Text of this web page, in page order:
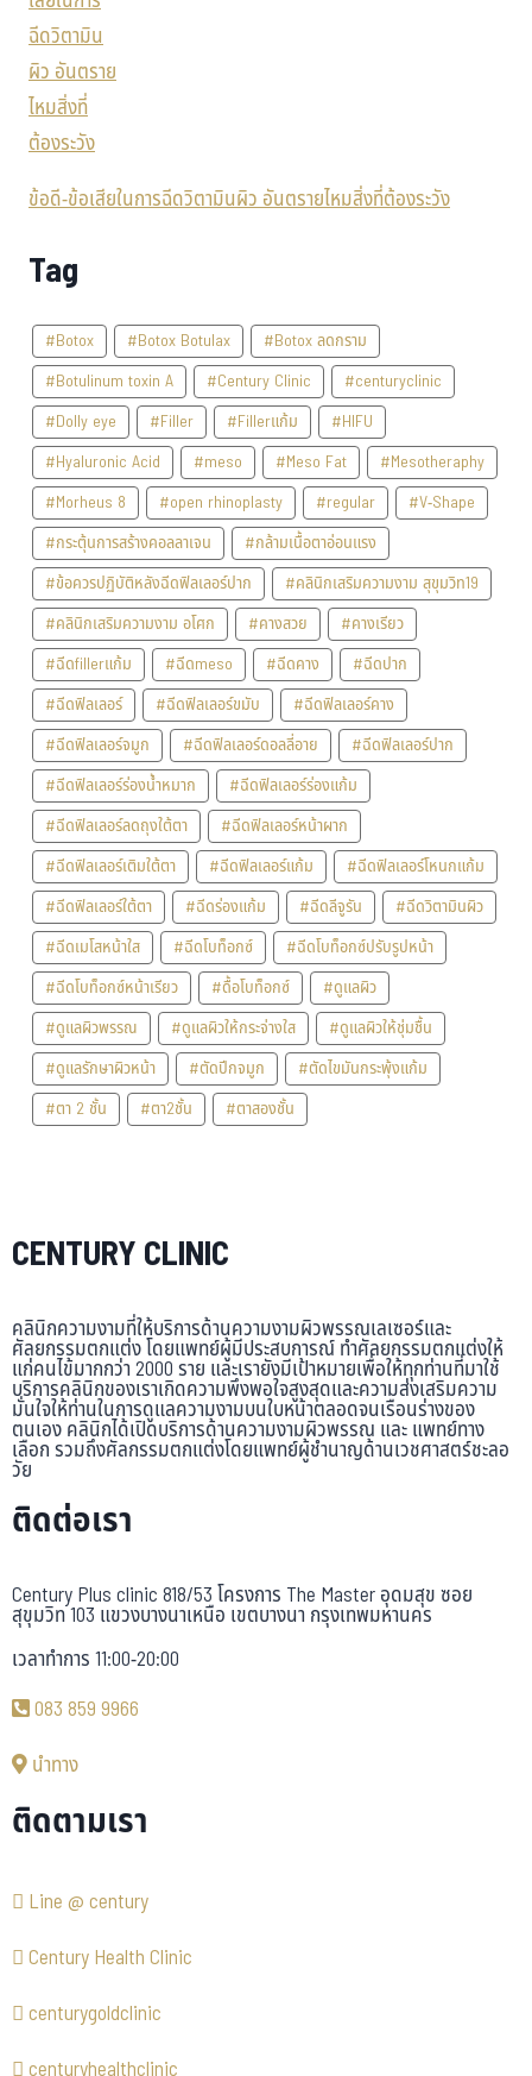
ข้อดี-ข้อเสียในการฉีดวิตามินผิว อันตรายไหมสิ่งที่ต้องระวัง
Tag
#Botox #Botox Botulax
#Botox ลดกราม
#Botulinum toxin A
#Century Clinic
#centuryclinic
#Dolly eye
#Filler #Fillerแก้ม
#HIFU
#Hyaluronic Acid
#meso #Meso Fat
#Mesotheraphy
#Morheus 8
#open rhinoplasty #regular
#V-Shape
#กระตุ้นการสร้างคอลลาเจน
#กล้ามเนื้อตาอ่อนแรง
#ข้อควรปฏิบัติหลังฉีดฟิลเลอร์ปาก
#คลินิกเสริมความงาม สุขุมวิท19
#คลินิกเสริมความงาม อโศก
#คางสวย
#คางเรียว
#ฉีดfillerแก้ม
#ฉีดmeso #ฉีดคาง
#ฉีดปาก
#ฉีดฟิลเลอร์
#ฉีดฟิลเลอร์ขมับ
#ฉีดฟิลเลอร์คาง
#ฉีดฟิลเลอร์จมูก
#ฉีดฟิลเลอร์ดอลลี่อาย
#ฉีดฟิลเลอร์ปาก
#ฉีดฟิลเลอร์ร่องน้ำหมาก
#ฉีดฟิลเลอร์ร่องแก้ม
#ฉีดฟิลเลอร์ลดถุงใต้ตา
#ฉีดฟิลเลอร์หน้าผาก
#ฉีดฟิลเลอร์เติมใต้ตา
#ฉีดฟิลเลอร์แก้ม
#ฉีดฟิลเลอร์โหนกแก้ม
#ฉีดฟิลเลอร์ใต้ตา
#ฉีดร่องแก้ม #ฉีดลีจูรัน
#ฉีดวิตามินผิว
#ฉีดเมโสหน้าใส
#ฉีดโบท็อกซ์
#ฉีดโบท็อกซ์ปรับรูปหน้า
#ฉีดโบท็อกซ์หน้าเรียว
#ดื้อโบท็อกซ์
#ดูแลผิว
#ดูแลผิวพรรณ
#ดูแลผิวให้กระจ่างใส
#ดูแลผิวให้ชุ่มชื้น
#ดูแลรักษาผิวหน้า
#ตัดปีกจมูก
#ตัดไขมันกระพุ้งแก้ม
#ตา 2 ชั้น
#ตา2ชั้น #ตาสองชั้น
CENTURY CLINIC
คลินิกความงามที่ให้บริการด้านความงามผิวพรรณเลเซอร์และ
ศัลยกรรมตกแต่ง โดยแพทย์ผู้มีประสบการณ์ ทำศัลยกรรมตกแต่งให้
แก่คนไข้มากกว่า 2000 ราย และเรายังมีเป้าหมายเพื่อให้ทุกท่านที่มาใช้
บริการคลินิกของเราเกิดความพึงพอใจสูงสุดและความส่งเสริมความ
มั่นใจให้ท่านในการดูแลความงามบนใบหน้าตลอดจนเรือนร่างของ
ตนเอง คลินิกได้เปิดบริการด้านความงามผิวพรรณ และ แพทย์ทาง
เลือก รวมถึงศัลกรรมตกแต่งโดยแพทย์ผู้ชำนาญด้านเวชศาสตร์ชะลอ
วัย
ติดต่อเรา
Century Plus clinic 818/53 โครงการ The Master อุดมสุข ซอย
สุขุมวิท 103 แขวงบางนาเหนือ เขตบางนา กรุงเทพมหานคร
เวลาทำการ 11:00-20:00
083 859 9966
นำทาง
ติดตามเรา
Line @ century
Century Health Clinic
centurygoldclinic